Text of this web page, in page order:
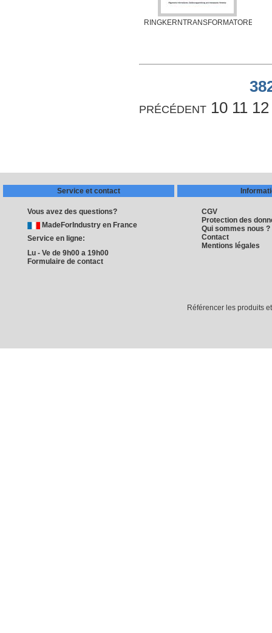
RINGKERNTRANSFORMATOREN
précédent 10 11 12
Service et contact
Vous avez des questions?
MadeForIndustry en France
Service en ligne:
Lu - Ve de 9h00 a 19h00
Formulaire de contact
CGV
Protection des
Qui sommes nous ?
Contact
Mentions légales
Référencer les produits